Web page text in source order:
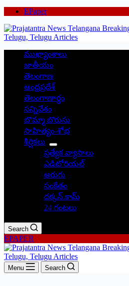
EPaper
ముఖ్యాంశాలు
జాతీయం
తెలంగాణ
ఆంధ్రప్రదేశ్
తెలంగాణార్థం
సన్నివేశం
బొమ్మా బొరుసు
సాహిత్యం-శోభ
శీర్షికలు
ప్రత్యేక వ్యాసాలు
ఎడిటోరియల్
అరుగు
సంకేతం
దక్కన్.కామ్
24 గంటలు
Search
EPAPER
Menu Search